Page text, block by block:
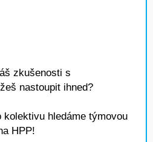
zkušenosti s
nastoupit ihned?
kolektivu hledáme týmovou
HPP!